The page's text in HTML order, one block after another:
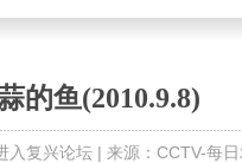
的鱼(2010.9.8)
入复兴论坛 | 来源：CCTV-每